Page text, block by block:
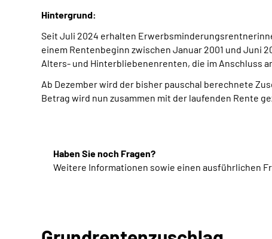
Hintergrund:
Seit Juli 2024 erhalten
einem Rentenbeginn zwischen Januar 2001 und Juni
Alters- und Hinterbliebenenrenten, die im Anschluss
Ab Dezember wird der bisher pauschal berechnete
Betrag wird nun zusammen mit der laufenden Rente
Haben Sie noch Fragen?
Weitere Informationen sowie einen ausführlichen